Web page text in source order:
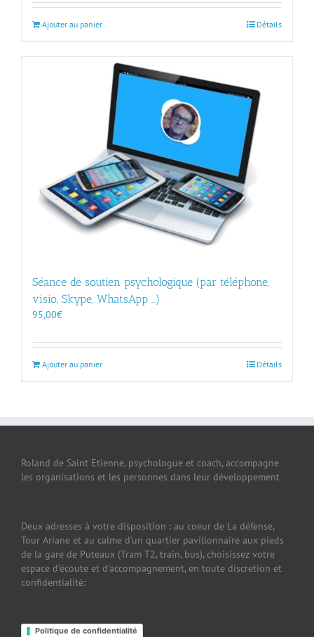
Ajouter au panier Détails
Séance de soutien psychologique (par téléphone,
visio, Skype, WhatsApp …)
95,00€
Ajouter au panier Détails
Roland de Saint Etienne, psychologue et coach, accompagne
les organisations et les personnes dans leur développement
Deux adresses à votre disposition : au coeur de La défense,
Tour Ariane et au calme d’un quartier pavillonnaire aux pieds
de la gare de Puteaux (Tram T2, train, bus), choisissez votre
espace d’écoute et d’accompagnement, en toute discretion et
confidentialité:
Politique de confidentialité